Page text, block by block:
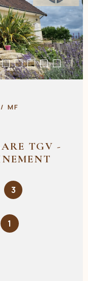
ESTIMER
BIEN
BIENS
MF
TGV -
3
1